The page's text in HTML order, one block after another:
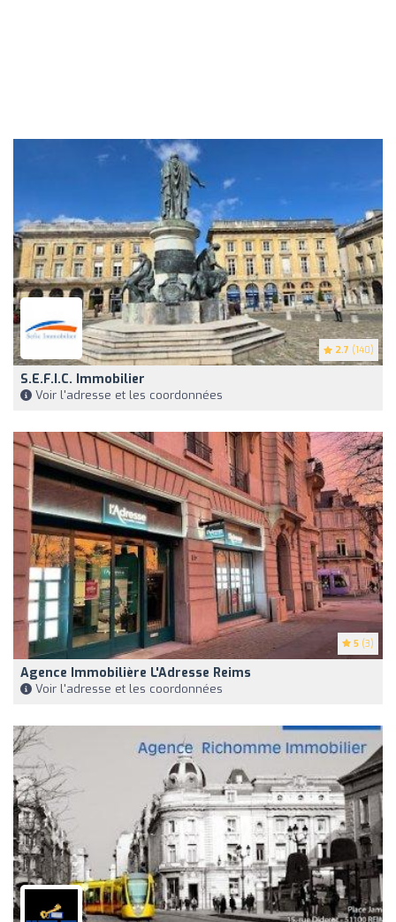
2.7 (140)
S.E.F.I.C. Immobilier
Voir l'adresse et les coordonnées
5 (3)
Agence Immobilière L'Adresse Reims
Voir l'adresse et les coordonnées